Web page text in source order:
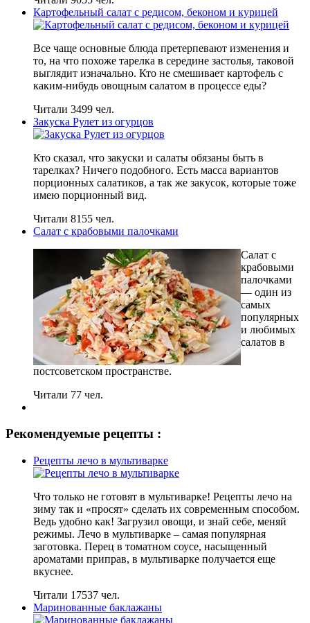
Картофельный салат с редисом, беконом и курицей
Все чаще основные блюда претерпевают изменения и
то, на что похоже тарелка в середине застолья, таковой
выглядит изначально. Кто не смешивает картофель с
каким-нибудь овощным салатом в процессе еды?
Читали 3499 чел.
Закуска Рулет из огурцов
Кто сказал, что закуски и салаты обязаны быть в
тарелках? Ничего подобного. Есть масса вариантов
порционных салатиков, а так же закусок, которые тоже
имею порционный вид.
Читали 8155 чел.
Салат с крабовыми палочками
Салат с
крабовыми
палочками
— один из
самых
популярных
и любимых
салатов в
постсоветском пространстве.
Читали 77 чел.
Рекомендуемые рецепты :
Рецепты лечо в мультиварке
Что только не готовят в мультиварке! Рецепты лечо на
зиму так и «просят» сделать их современным способом.
Ведь удобно как! Загрузил овощи, и знай себе, меняй
режимы. Лечо в мультиварке – самая популярная
заготовка. Перец в томатном соусе, насыщенный
ароматами приправ, в мультиварке получается еще
вкуснее.
Читали 17537 чел.
Маринованные баклажаны